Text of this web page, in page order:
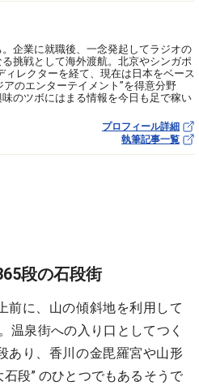
企業に就職後、一念発起してラジオの
挑戦として海外渡航。北京やシンガポ
ィレクターを経て、現在は日本をベース
アのエンターテイメント”を得意分野
のツボにはまる情報を今日も足で稼い
プロフィール詳細
執筆記事一覧
段の石段街
前に、山の傾斜地を利用して
温泉街への入り口としてつく
あり、香川の金毘羅宮や山形
段” のひとつでもあるそうで